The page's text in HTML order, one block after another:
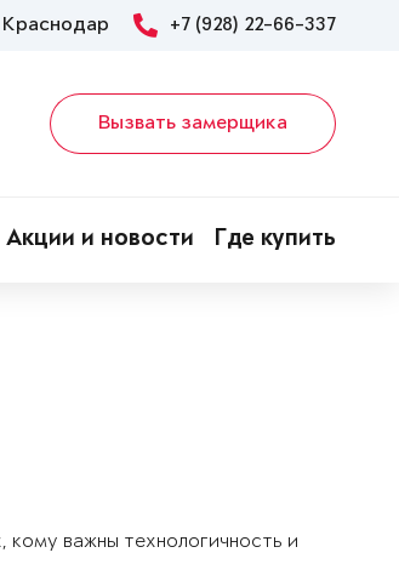
Краснодар +7 (928) 22-66-337
Вызвать замерщика
Акции и новости Где купить
важны технологичность и